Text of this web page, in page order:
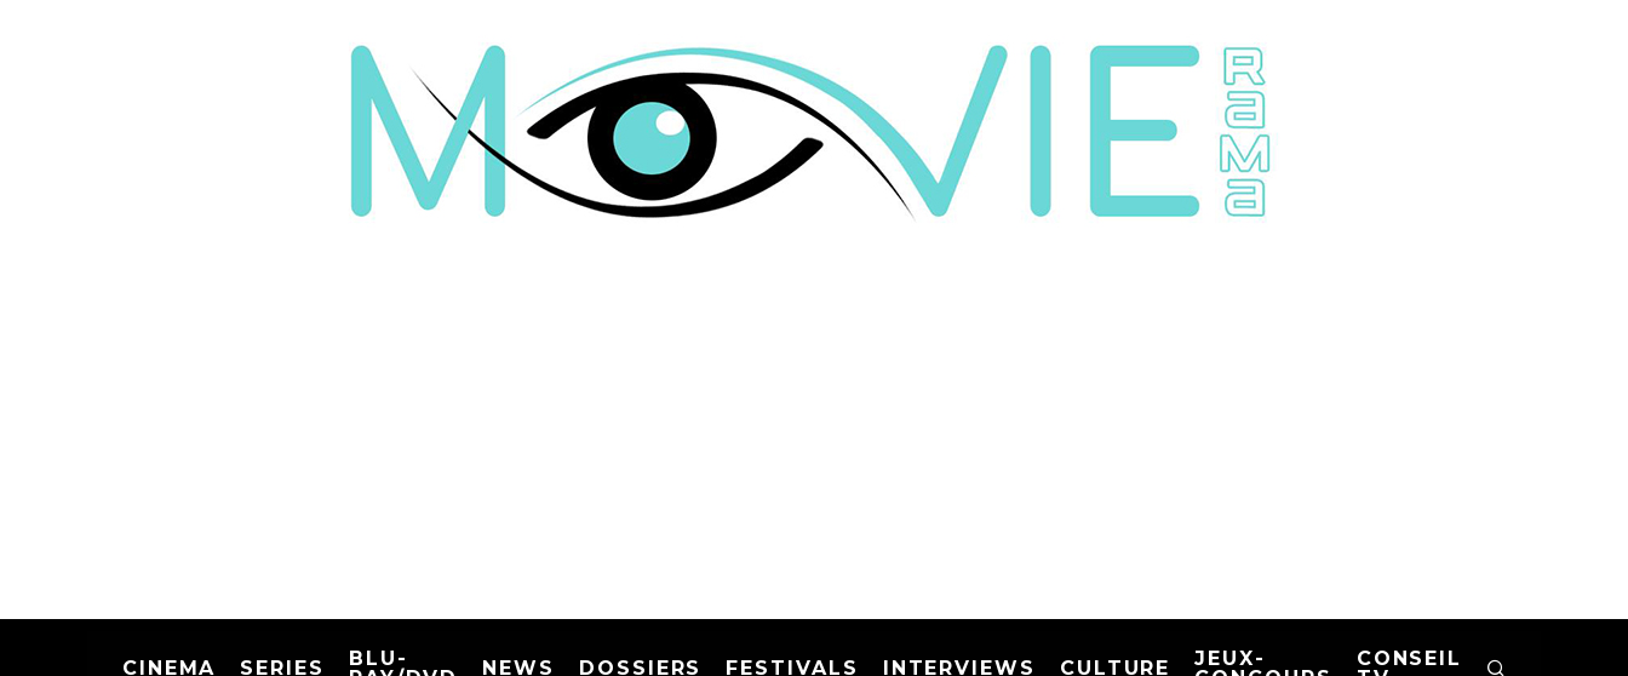
CINEMA SERIES
BLU-
NEWS DOSSIERS FESTIVALS INTERVIEWS CULTURE
JEUX-
CONSEIL